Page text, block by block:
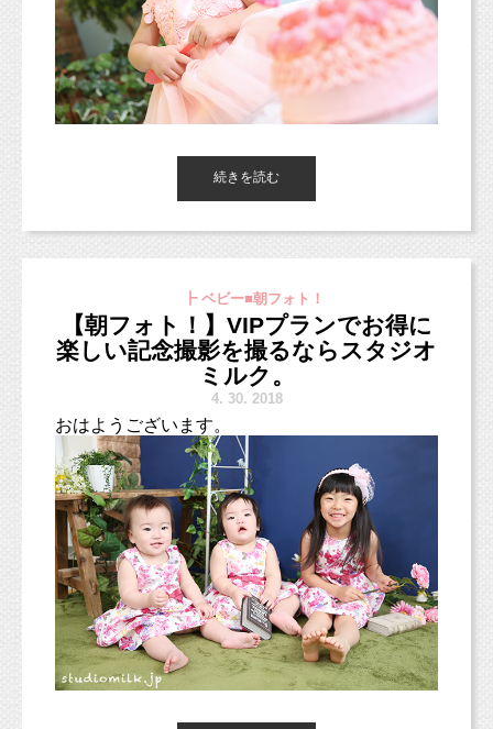
妹ちゃんは可愛く撮影できました♡
かっこよくキマっています（＾＾＊）
背景の小物もあまりたくさん使わずに、グリーンなどを使いつつ
5歳お誕生日おめでとう（＾＾）
ママと妹ちゃんとお揃いの水玉スカートとっても似合っていまし
た！
加奈です！
中央線、総武線、東西線沿線の荻窪、吉祥寺や三鷹、武蔵野市、
西東京市、立川市、小平市、羽村市、
東京都新宿区や中央区、千代田区、世田谷区、港区、江東区、渋
谷区、品川区、練馬区、千代田区、中野区など２３区。
他、千葉県、埼玉県、神奈川県、茨城県、愛知、広島県、新潟県
など他県からも多数お越しいただいております！）
■各種撮影プラン■
http://studiomilk.jp/price
■お手軽ネット予約■
https://www.itsuaki.com/yoyaku/webreserve/menusel?
str_id=829&stf_id=0
■インスタグラム■
https://www.instagram.com/studio_milk/
コメント、フォローお待ちしています！
https://page.line.me/studiomilk
続きを読む
┣ ベビー■朝フォト！
【朝フォト！】VIPプランでお得に
楽しい記念撮影を撮るならスタジオ
ミルク。
4. 30. 2018
おはようございます。